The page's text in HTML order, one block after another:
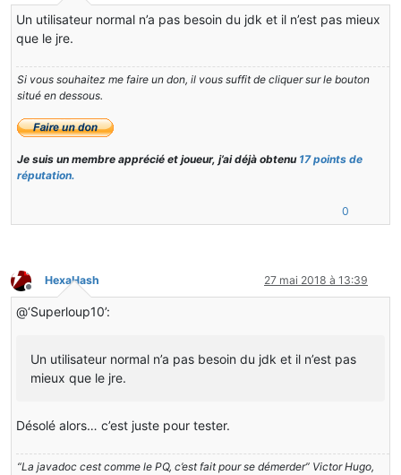
Un utilisateur normal n’a pas besoin du jdk et il n’est pas mieux
que le jre.
Si vous souhaitez me faire un don, il vous suffit de cliquer sur le bouton
situé en dessous.
Je suis un membre apprécié et joueur, j’ai déjà obtenu 17 points de
réputation.
0
Hors-ligne
HexaHash 27 mai 2018 à 13:39
@‘Superloup10’:
Un utilisateur normal n’a pas besoin du jdk et il n’est pas
mieux que le jre.
Désolé alors… c’est juste pour tester.
“La javadoc cest comme le PQ, c’est fait pour se démerder” Victor Hugo,